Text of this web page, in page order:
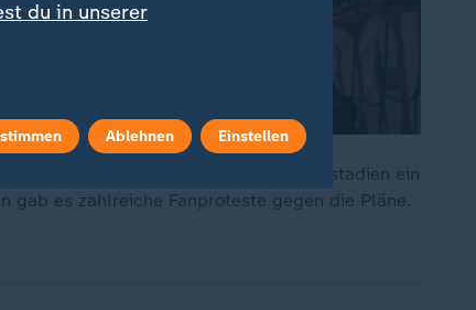
die Sicherheitsmaßnahmen in Fußballstadien ein
gab es zahlreiche Fanproteste gegen die Pläne.
du in unserer
Ablehnen Einstellen